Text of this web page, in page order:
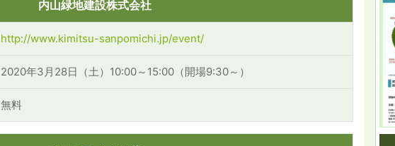
内山緑地建設株式会社
http://www.kimitsu-sanpomichi.jp/event/
2020年3月28日（土）10:00～15:00（開場9:30～）
無料